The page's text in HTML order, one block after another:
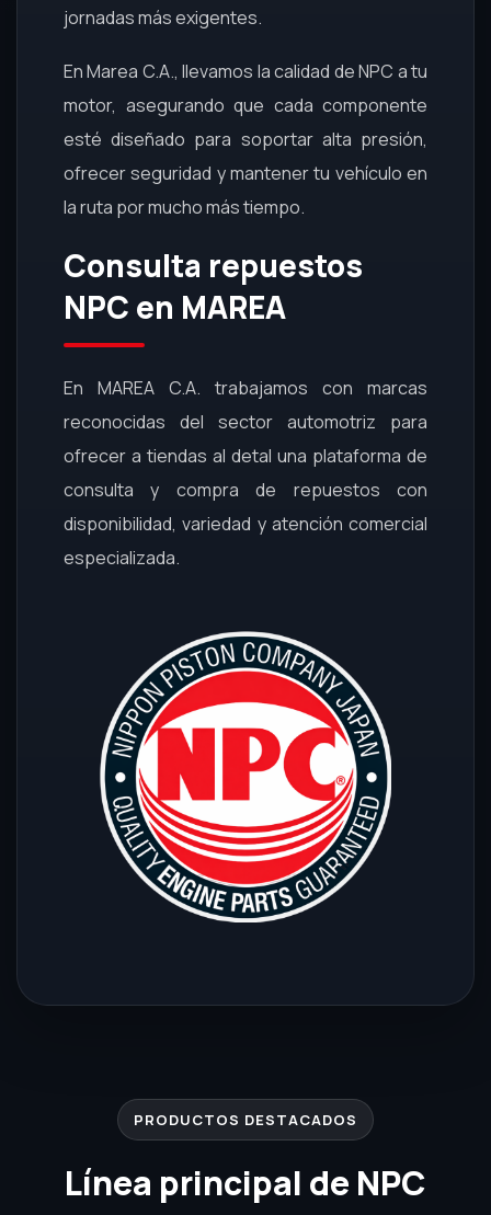
jornadas más exigentes.
En Marea C.A., llevamos la calidad de NPC a tu
motor, asegurando que cada componente
esté diseñado para soportar alta presión,
ofrecer seguridad y mantener tu vehículo en
la ruta por mucho más tiempo.
Consulta repuestos
NPC en MAREA
En MAREA C.A. trabajamos con marcas
reconocidas del sector automotriz para
ofrecer a tiendas al detal una plataforma de
consulta y compra de repuestos con
disponibilidad, variedad y atención comercial
especializada.
PRODUCTOS DESTACADOS
Línea principal de NPC